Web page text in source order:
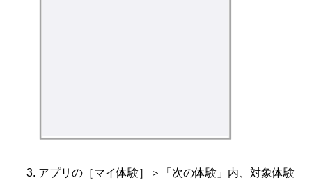
アプリの［マイ体験］＞「次の体験」内、対象体験